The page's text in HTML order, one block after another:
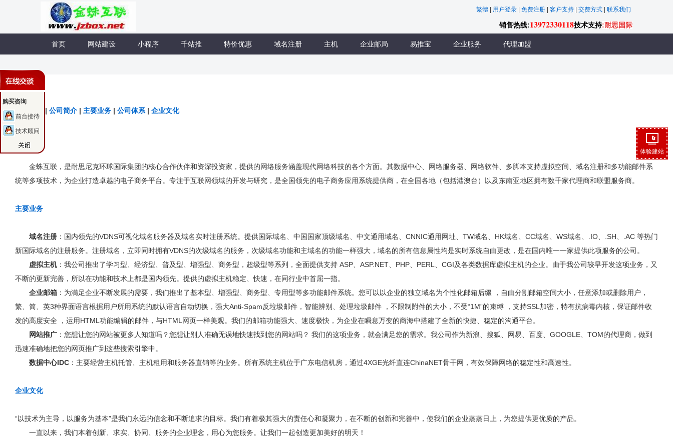
繁體 用户登录 免费注册 客户支持 交费方式 联系我们
销售热线:13972330118技术支持:耐思国际
首页 网站建设 小程序 千站推 特价优惠 域名注册 主机 企业邮局 易推宝 企业服务 代理加盟
关于我们
| 公司简介 | 主要业务 | 公司体系 | 企业文化
金蛛互联，是耐思尼克环球国际集团的核心合作伙伴和资深投资家，提供的网络服务涵盖现代网络科技的各个方面。其数据中心、网络服务器、网络软件、多脚本支持虚拟空间、域名注册和多功能邮件系
统等多项技术，为企业打造卓越的电子商务平台。专注于互联网领域的开发与研究，是全国领先的电子商务应用系统提供商，在全国各地（包括港澳台）以及东南亚地区拥有数千家代理商和联盟服务商。
主要业务
域名注册 ：国内领先的VDNS可视化域名服务器及域名实时注册系统。提供国际域名、中国国家顶级域名、中文通用域名、CNNIC通用网址、TW域名、HK域名、CC域名、WS域名、.IO、.SH、.AC 等热门
新国际域名的注册服务。注册域名，立即同时拥有VDNS的次级域名的服务，次级域名功能和主域名的功能一样强大，域名的所有信息属性均是实时系统自由更改，是在国内唯一一家提供此项服务的公司。
虚拟主机：我公司推出了学习型、经济型、普及型、增强型、商务型，超级型等系列，全面提供支持 ASP、ASP.NET、PHP、PERL、CGI及各类数据库虚拟主机的企业。由于我公司较早开发这项业务，又
不断的更新完善，所以在功能和技术上都是国内领先。提供的虚拟主机稳定、快速，在同行业中首屈一指。
企业邮箱 ：为满足企业不断发展的需要，我们推出了基本型、增强型、商务型、专用型等多功能邮件系统。您可以以企业的独立域名为个性化邮箱后缀 ，自由分割邮箱空间大小，任意添加或删除用户，
繁、简、英3种界面语言根据用户所用系统的默认语言自动切换，强大Anti-Spam反垃圾邮件，智能辨别、处理垃圾邮件 ，不限制附件的大小，不受“1M”的束缚 ，支持SSL加密，特有抗病毒内核，保证邮件收
发的高度安全 ，运用HTML功能编辑的邮件，与HTML网页一样美观。我们的邮箱功能强大、速度极快，为企业在瞬息万变的商海中搭建了全新的快捷、稳定的沟通平台。
网站推广 ：您想让您的网站被更多人知道吗？您想让别人准确无误地快速找到您的网站吗？ 我们的这项业务，就会满足您的需求。我公司作为新浪、搜狐、网易、百度、GOOGLE、TOM的代理商，做到
迅速准确地把您的网页推广到这些搜索引擎中。
数据中心IDC ：主要经营主机托管、主机租用和服务器直销等的业务。所有系统主机位于广东电信机房，通过4XGE光纤直连ChinaNET骨干网，有效保障网络的稳定性和高速性。
企业文化
“以技术为主导，以服务为基本”是我们永远的信念和不断追求的目标。我们有着极其强大的责任心和凝聚力，在不断的创新和完善中，使我们的企业蒸蒸日上，为您提供更优质的产品。
一直以来，我们本着创新、求实、协同、服务的企业理念，用心为您服务。让我们一起创造更加美好的明天！
购买咨询
前台接待
技术顾问
体验建站